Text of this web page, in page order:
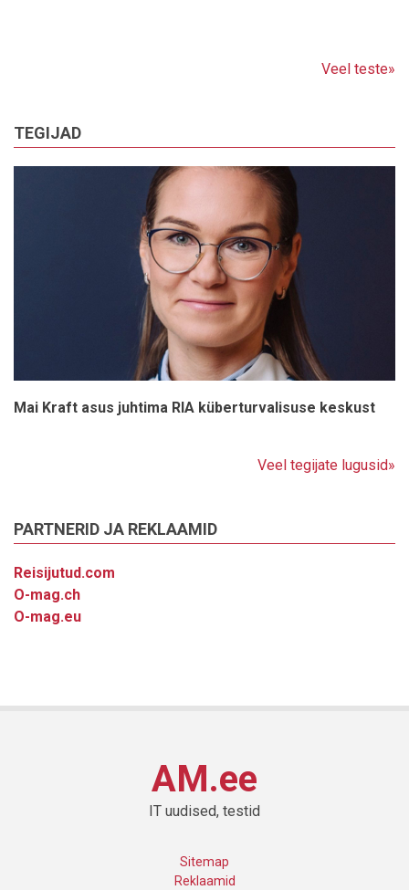
Veel teste»
TEGIJAD
Mai Kraft asus juhtima RIA küberturvalisuse keskust
Veel tegijate lugusid»
PARTNERID JA REKLAAMID
Reisijutud.com
O-mag.ch
O-mag.eu
AM.ee
IT uudised, testid
Sitemap
Reklaamid